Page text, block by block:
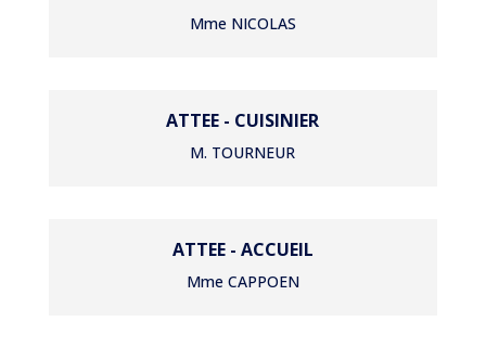
Mme NICOLAS
ATTEE - CUISINIER
M. TOURNEUR
ATTEE - ACCUEIL
Mme CAPPOEN